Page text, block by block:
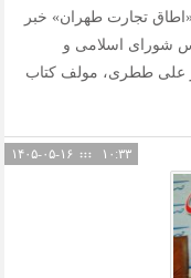
تجارت طهران» خبر
شورای اسلامی و
علی ططری، مولف کتاب
۱۰:۳۳